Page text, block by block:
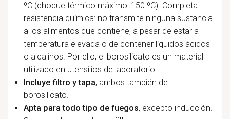
ºC (choque térmico máximo: 150 ºC). Completa
resistencia química: no transmite ninguna sustancia
a los alimentos que contiene, a pesar de estar a
temperatura elevada o de contener líquidos ácidos
o alcalinos. Por ello, el borosilicato es un material
utilizado en utensilios de laboratorio.
Incluye filtro y tapa, ambos también de
borosilicato.
Apta para todo tipo de fuegos, excepto inducción.